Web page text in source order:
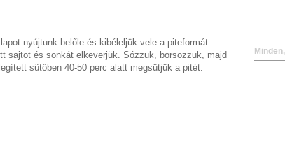
nyújtunk belőle és kibéleljük vele a piteformát.
sajtot és sonkát elkeverjük. Sózzuk, borsozzuk, majd
sütőben 40-50 perc alatt megsütjük a pitét.